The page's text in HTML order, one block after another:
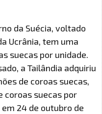
da Suécia, voltado
Ucrânia, tem uma
suecas por unidade.
a Tailândia adquiriu
de coroas suecas,
coroas suecas por
24 de outubro de